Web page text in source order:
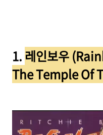
1. 레인보우
The Temple Of